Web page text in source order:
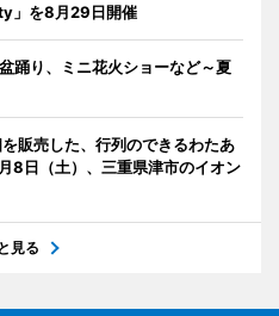
」を8月29日開催
踊り、ミニ花火ショーなど～夏
販売した、行列のできるわたあ
8日（土）、三重県津市のイオン
見る